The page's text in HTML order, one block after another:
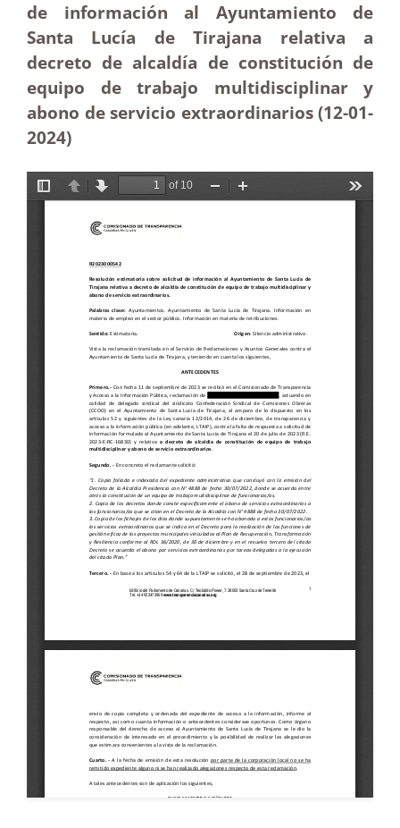
de información al Ayuntamiento de
Santa Lucía de Tirajana relativa a
decreto de alcaldía de constitución de
equipo de trabajo multidisciplinar y
abono de servicio extraordinarios (12-01-
2024)